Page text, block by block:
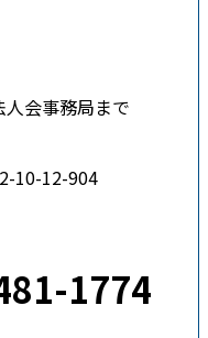
会事務局まで
10-12-904
1774